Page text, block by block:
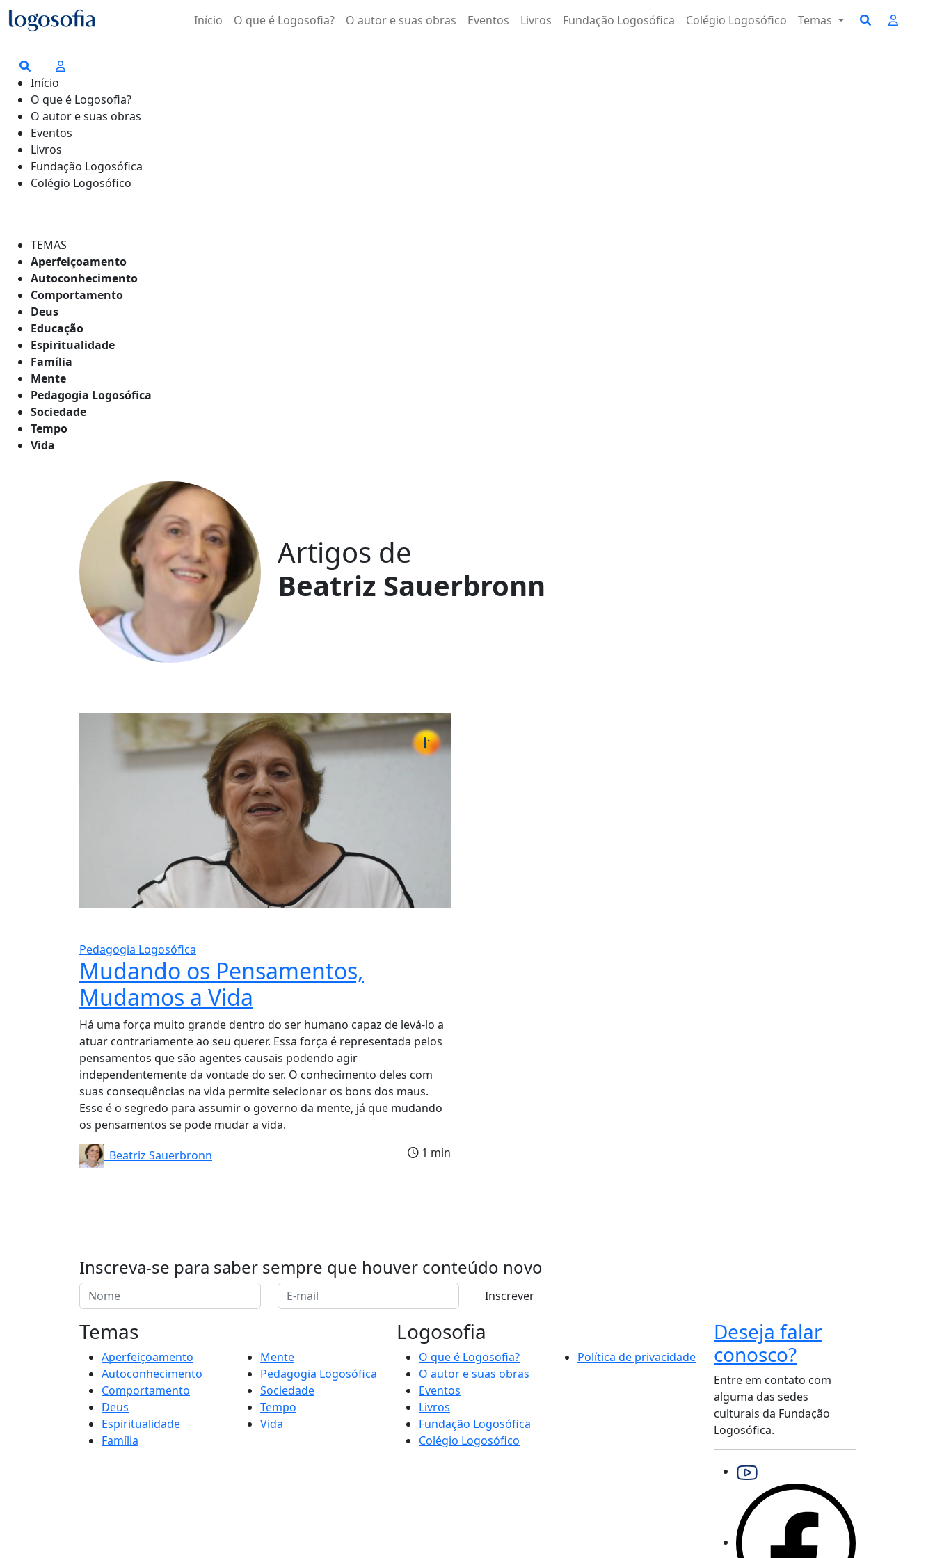
Início O que é Logosofia? O autor e suas obras Eventos Livros Fundação Logosófica Colégio Logosófico Temas
Início
O que é Logosofia?
O autor e suas obras
Eventos
Livros
Fundação Logosófica
Colégio Logosófico
TEMAS
Aperfeiçoamento
Autoconhecimento
Comportamento
Deus
Educação
Espiritualidade
Família
Mente
Pedagogia Logosófica
Sociedade
Tempo
Vida
Artigos de
Beatriz Sauerbronn
Pedagogia Logosófica
Mudando os Pensamentos,
Mudamos a Vida
Há uma força muito grande dentro do ser humano capaz de levá-lo a
atuar contrariamente ao seu querer. Essa força é representada pelos
pensamentos que são agentes causais podendo agir
independentemente da vontade do ser. O conhecimento deles com
suas consequências na vida permite selecionar os bons dos maus.
Esse é o segredo para assumir o governo da mente, já que mudando
os pensamentos se pode mudar a vida.
Beatriz Sauerbronn
1 min
Inscreva-se para saber sempre que houver conteúdo novo
Inscrever
Temas
Aperfeiçoamento
Autoconhecimento
Comportamento
Deus
Espiritualidade
Família
Mente
Pedagogia Logosófica
Sociedade
Tempo
Vida
Logosofia
O que é Logosofia?
O autor e suas obras
Eventos
Livros
Fundação Logosófica
Colégio Logosófico
Política de privacidade
Deseja falar
conosco?
Entre em contato com
alguma das sedes
culturais da Fundação
Logosófica.